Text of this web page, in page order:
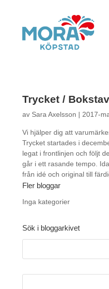
Trycket /
av Sara Axelsson | 2017-
Vi hjälper dig att
Trycket startades i
legat i frontlinjen och följt
går i ett rasande tempo.
från idé och original till
Fler bloggar
Inga kategorier
Sök i bloggarkivet